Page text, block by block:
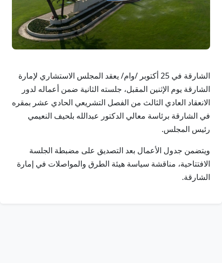
الشارقة في 25 أكتوبر /وام/ يعقد المجلس الاستشاري لإمارة
الشارقة يوم الإثنين المقبل، جلسته الثانية ضمن أعماله لدور
الانعقاد العادي الثالث من الفصل التشريعي الحادي عشر بمقره
في الشارقة برئاسة معالي الدكتور عبدالله بلحيف النعيمي
رئيس المجلس.
ويتضمن جدول الأعمال بعد التصديق على مضبطة الجلسة
الافتتاحية، مناقشة سياسة هيئة الطرق والمواصلات في إمارة
الشارقة.